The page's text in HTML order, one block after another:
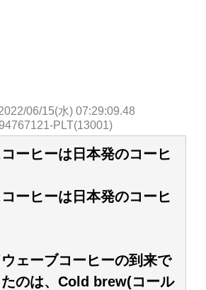
06/15(水) 07:29:09.48
PLT(13001)
ーヒーは日本発のコーヒ
ーヒーは日本発のコーヒ
ェーブコーヒーの到来で
のは、Cold brew(コール